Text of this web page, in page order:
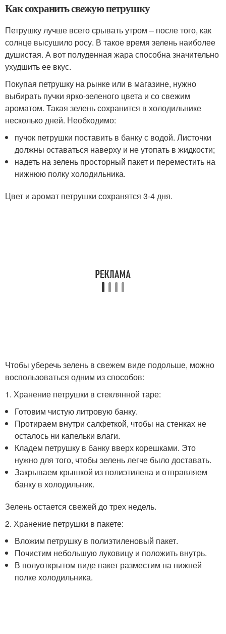
Как сохранить свежую петрушку
Петрушку лучше всего срывать утром – после того, как
солнце высушило росу. В такое время зелень наиболее
душистая. А вот полуденная жара способна значительно
ухудшить ее вкус.
Покупая петрушку на рынке или в магазине, нужно
выбирать пучки ярко-зеленого цвета и со свежим
ароматом. Такая зелень сохранится в холодильнике
несколько дней. Необходимо:
пучок петрушки поставить в банку с водой. Листочки
должны оставаться наверху и не утопать в жидкости;
надеть на зелень просторный пакет и переместить на
нижнюю полку холодильника.
Цвет и аромат петрушки сохранятся 3-4 дня.
Чтобы уберечь зелень в свежем виде подольше, можно
воспользоваться одним из способов:
1. Хранение петрушки в стеклянной таре:
Готовим чистую литровую банку.
Протираем внутри салфеткой, чтобы на стенках не
осталось ни капельки влаги.
Кладем петрушку в банку вверх корешками. Это
нужно для того, чтобы зелень легче было доставать.
Закрываем крышкой из полиэтилена и отправляем
банку в холодильник.
Зелень остается свежей до трех недель.
2. Хранение петрушки в пакете:
Вложим петрушку в полиэтиленовый пакет.
Почистим небольшую луковицу и положить внутрь.
В полуоткрытом виде пакет разместим на нижней
полке холодильника.